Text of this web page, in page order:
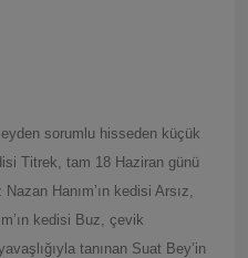
sorumlu hisseden küçük
Titrek, tam 18 Haziran günü
Hanım’ın kedisi Arsız,
kedisi Buz, çevik
tanınan Suat Bey’in